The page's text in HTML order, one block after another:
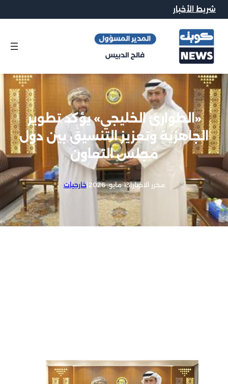
شريط الأخبار
«الطوارئ الخليجي» يؤكد تطوير
الجاهزية وتعزيز التنسيق بين دول
مجلس التعاون
محرر الاخبار|13 مايو, 2026 |خارجيات